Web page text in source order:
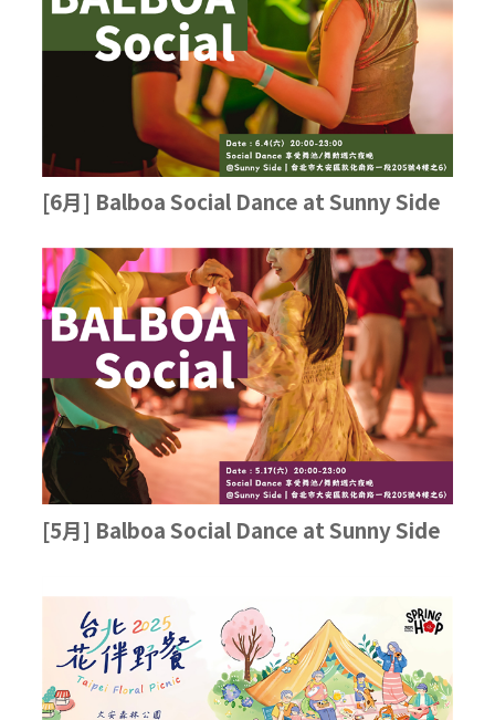
[6月] Balboa Social Dance at Sunny Side
[5月] Balboa Social Dance at Sunny Side